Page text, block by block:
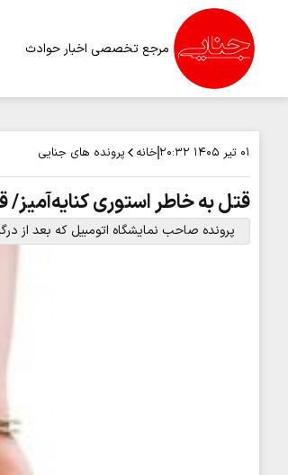
مرجع تخصصی اخبار حوادث
۰۱ تیر ۱۴۰۵ ۲۰:۳۲ خانه پرونده های جنایی
قتل به خاطر استوری
پرونده صاحب نمایشگاه اتومبیل که بعد از